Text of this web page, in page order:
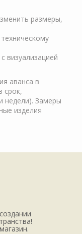
размеры,
визуализацией
аванса в
срок,
недели). Замеры
изделия